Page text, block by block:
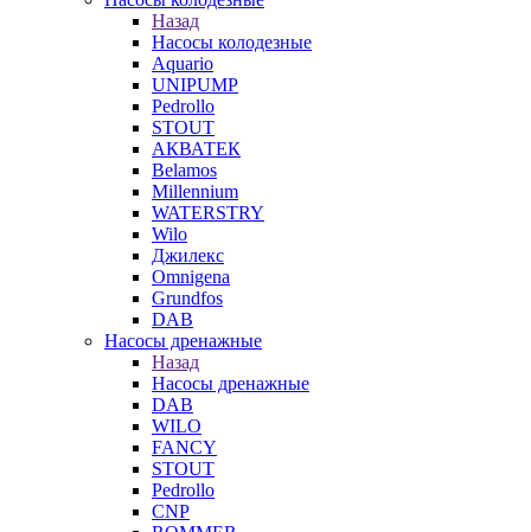
Назад
Насосы колодезные
Aquario
UNIPUMP
Pedrollo
STOUT
АКВАТЕК
Belamos
Millennium
WATERSTRY
Wilo
Джилекс
Omnigena
Grundfos
DAB
Насосы дренажные
Назад
Насосы дренажные
DAB
WILO
FANCY
STOUT
Pedrollo
CNP